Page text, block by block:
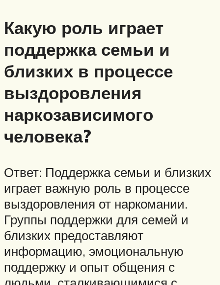
Какую роль играет
поддержка семьи и
близких в процессе
выздоровления
наркозависимого
человека?
Ответ: Поддержка семьи и близких
играет важную роль в процессе
выздоровления от наркомании.
Группы поддержки для семей и
близких предоставляют
информацию, эмоциональную
поддержку и опыт общения с